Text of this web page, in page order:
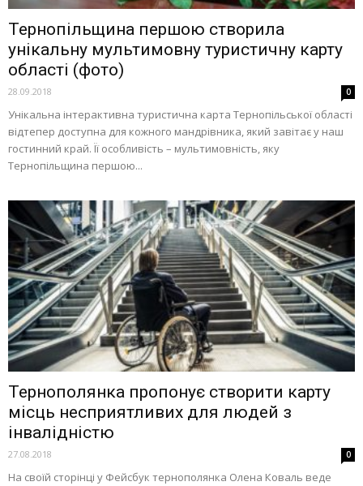
Тернопільщина першою створила
унікальну мультимовну туристичну карту
області (фото)
28.09.2018 0
Унікальна інтерактивна туристична карта Тернопільської області
відтепер доступна для кожного мандрівника, який завітає у наш
гостинний край. Її особливість – мультимовність, яку
Тернопільщина першою...
Тернополянка пропонує створити карту
місць несприятливих для людей з
інвалідністю
27.08.2018 0
На своїй сторінці у Фейсбук тернополянка Олена Коваль веде